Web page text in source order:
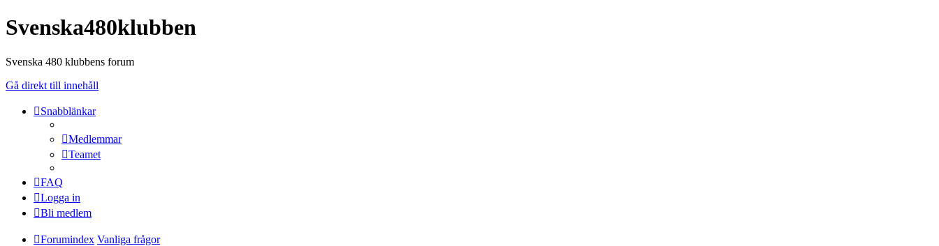
Svenska480klubben
Svenska 480 klubbens forum
Gå direkt till innehåll
Snabblänkar
Medlemmar
Teamet
FAQ
Logga in
Bli medlem
Forumindex Vanliga frågor